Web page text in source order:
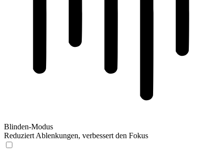
Blinden-Modus
Reduziert Ablenkungen, verbessert den Fokus